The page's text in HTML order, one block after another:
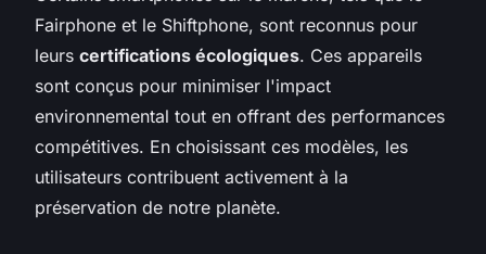
Fairphone et le Shiftphone, sont reconnus pour
leurs certifications écologiques. Ces appareils
sont conçus pour minimiser l'impact
environnemental tout en offrant des performances
compétitives. En choisissant ces modèles, les
utilisateurs contribuent activement à la
préservation de notre planète.